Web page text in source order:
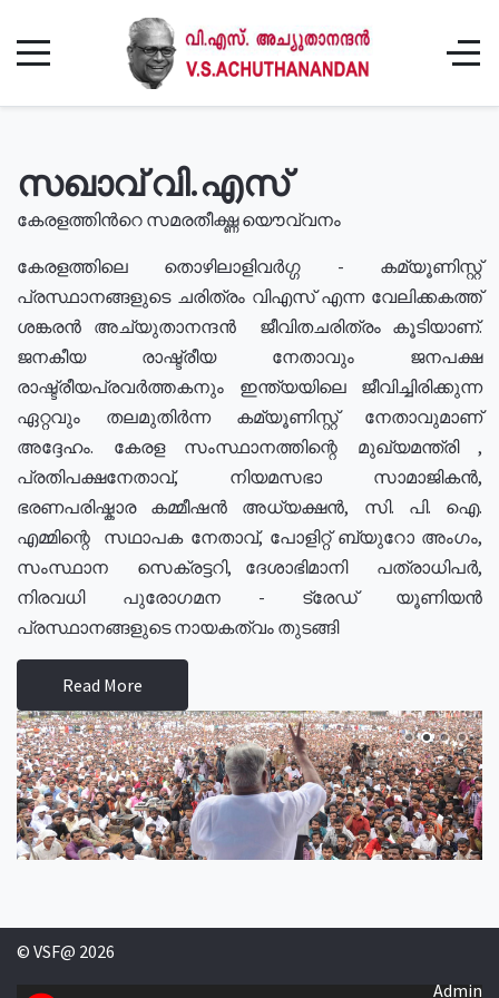
സഖാവ് വി.എസ്
കേരളത്തിൻറെ സമരതീക്ഷ്ണ യൌവ്വനം
കേരളത്തിലെ തൊഴിലാളിവർഗ്ഗ - കമ്യൂണിസ്റ്റ്
പ്രസ്ഥാനങ്ങളുടെ ചരിത്രം വിഎസ് എന്ന വേലിക്കകത്ത്
ശങ്കരൻ അച്യുതാനന്ദൻ ജീവിതചരിത്രം കൂടിയാണ്.
ജനകീയ രാഷ്ട്രീയ നേതാവും ജനപക്ഷ
രാഷ്ട്രീയപ്രവർത്തകനും ഇന്ത്യയിലെ ജീവിച്ചിരിക്കുന്ന
ഏറ്റവും തലമുതിർന്ന കമ്യൂണിസ്റ്റ് നേതാവുമാണ്
അദ്ദേഹം. കേരള സംസ്ഥാനത്തിന്റെ മുഖ്യമന്ത്രി ,
പ്രതിപക്ഷനേതാവ്, നിയമസഭാ സാമാജികൻ,
ഭരണപരിഷ്കാര കമ്മീഷൻ അധ്യക്ഷൻ, സി. പി. ഐ.
എമ്മിന്റെ സഥാപക നേതാവ്, പോളിറ്റ് ബ്യുറോ അംഗം,
സംസ്ഥാന സെക്രട്ടറി, ദേശാഭിമാനി പത്രാധിപർ,
നിരവധി പുരോഗമന - ട്രേഡ് യൂണിയൻ
പ്രസ്ഥാനങ്ങളുടെ നായകത്വം തുടങ്ങി
Read More
© VSF@ 2026
Admin